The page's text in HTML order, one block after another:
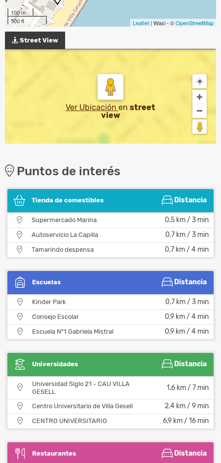
100 m
500 ft
Leaflet | Wasi - ©OpenStreetMap
Street View
Ver Ubicación en street
view
Puntos de interés
Tienda de comestibles Distancia
Supermercado Marina 0,5 km / 3 min
Autoservicio La Capilla 0,7 km / 3 min
Tamarindo despensa 0,7 km / 4 min
Escuelas Distancia
Kinder Park 0,7 km / 3 min
Consejo Escolar 0,9 km / 4 min
Escuela Nº1 Gabriela Mistral 0,9 km / 4 min
Universidades Distancia
Universidad Siglo 21 - CAU VILLA
GESELL
1,6 km / 7 min
Centro Universitario de Villa Gesell 2,4 km / 9 min
CENTRO UNIVERSITARIO 6,9 km / 16 min
Restaurantes Distancia